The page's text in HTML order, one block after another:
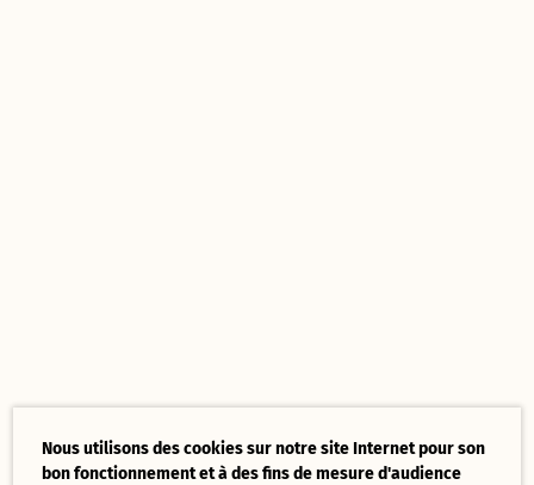
Nous utilisons des cookies sur notre site Internet pour son
bon fonctionnement et à des fins de mesure d'audience